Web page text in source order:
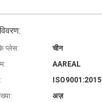
प्लेस:
चीन
AAREAL
ISO9001:2015
अज़